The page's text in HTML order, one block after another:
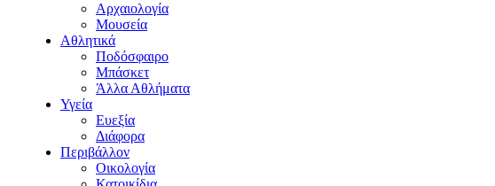
Αρχαιολογία
Μουσεία
Αθλητικά
Ποδόσφαιρο
Μπάσκετ
Άλλα Αθλήματα
Υγεία
Ευεξία
Διάφορα
Περιβάλλον
Οικολογία